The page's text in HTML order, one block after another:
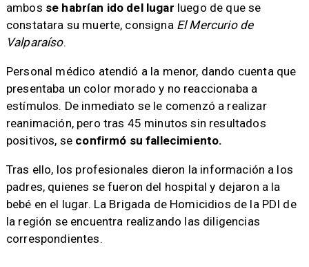
ambos se habrían ido del lugar luego de que se
constatara su muerte, consigna El Mercurio de
Valparaíso.
Personal médico atendió a la menor, dando cuenta que
presentaba un color morado y no reaccionaba a
estímulos. De inmediato se le comenzó a realizar
reanimación, pero tras 45 minutos sin resultados
positivos, se confirmó su fallecimiento.
Tras ello, los profesionales dieron la información a los
padres, quienes se fueron del hospital y dejaron a la
bebé en el lugar. La Brigada de Homicidios de la PDI de
la región se encuentra realizando las diligencias
correspondientes.